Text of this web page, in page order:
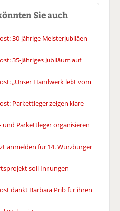
Sie auch
30-jährige Meisterjubiläen
35-jähriges Jubiläum auf
„Unser Handwerk lebt vom
Parkettleger zeigen klare
und Parkettleger organisieren
anmelden für 14. Würzburger
soll Innungen
dankt Barbara Prib für ihren